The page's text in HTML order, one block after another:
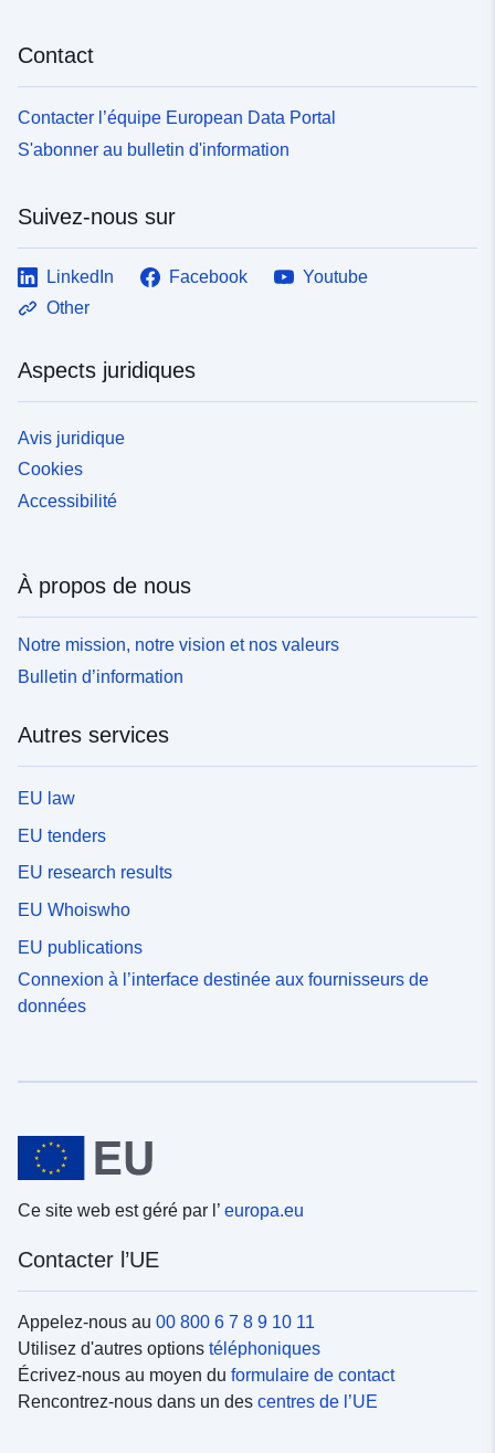
Contact
Contacter l’équipe European Data Portal
S'abonner au bulletin d'information
Suivez-nous sur
LinkedIn Facebook
Youtube
Other
Aspects juridiques
Avis juridique
Cookies
Accessibilité
À propos de nous
Notre mission, notre vision et nos valeurs
Bulletin d’information
Autres services
EU law
EU tenders
EU research results
EU Whoiswho
EU publications
Connexion à l’interface destinée aux fournisseurs de
données
Ce site web est géré par l’ europa.eu
Contacter l’UE
Appelez-nous au 00 800 6 7 8 9 10 11
Utilisez d'autres options téléphoniques
Écrivez-nous au moyen du formulaire de contact
Rencontrez-nous dans un des centres de l’UE